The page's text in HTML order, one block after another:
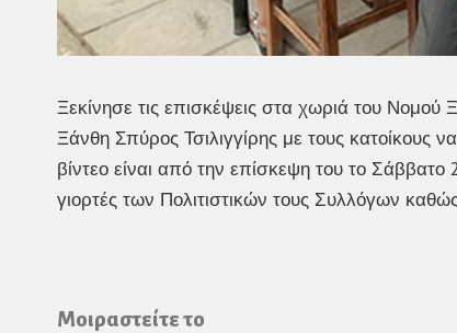
Ξεκίνησε τις επισκέψεις στα χωριά του
Ξάνθη Σπύρος Τσιλιγγίρης με τους κατοίκους
βίντεο είναι από την επίσκεψη του το Σάββατο
γιορτές των Πολιτιστικών τους Συλλόγων
Μοιραστείτε το